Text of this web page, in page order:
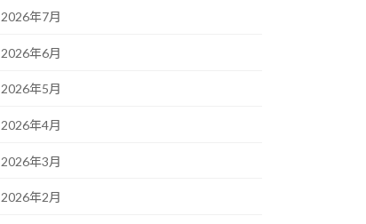
2026年7月
2026年6月
2026年5月
2026年4月
2026年3月
2026年2月